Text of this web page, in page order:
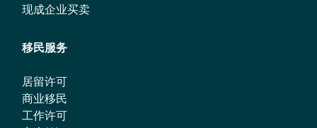
现成企业买卖
移民服务
居留许可
商业移民
工作许可